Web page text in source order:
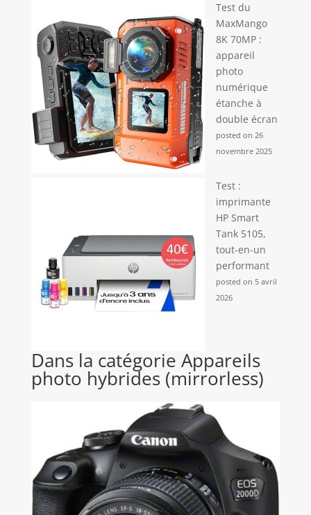
Test du
MaxMango
8K 70MP :
appareil
photo
numérique
étanche à
double écran
posted on 26
novembre 2025
Test :
imprimante
HP Smart
Tank 5105,
tout-en-un
performant
posted on 5 avril
2026
Dans la catégorie Appareils
photo hybrides (mirrorless)